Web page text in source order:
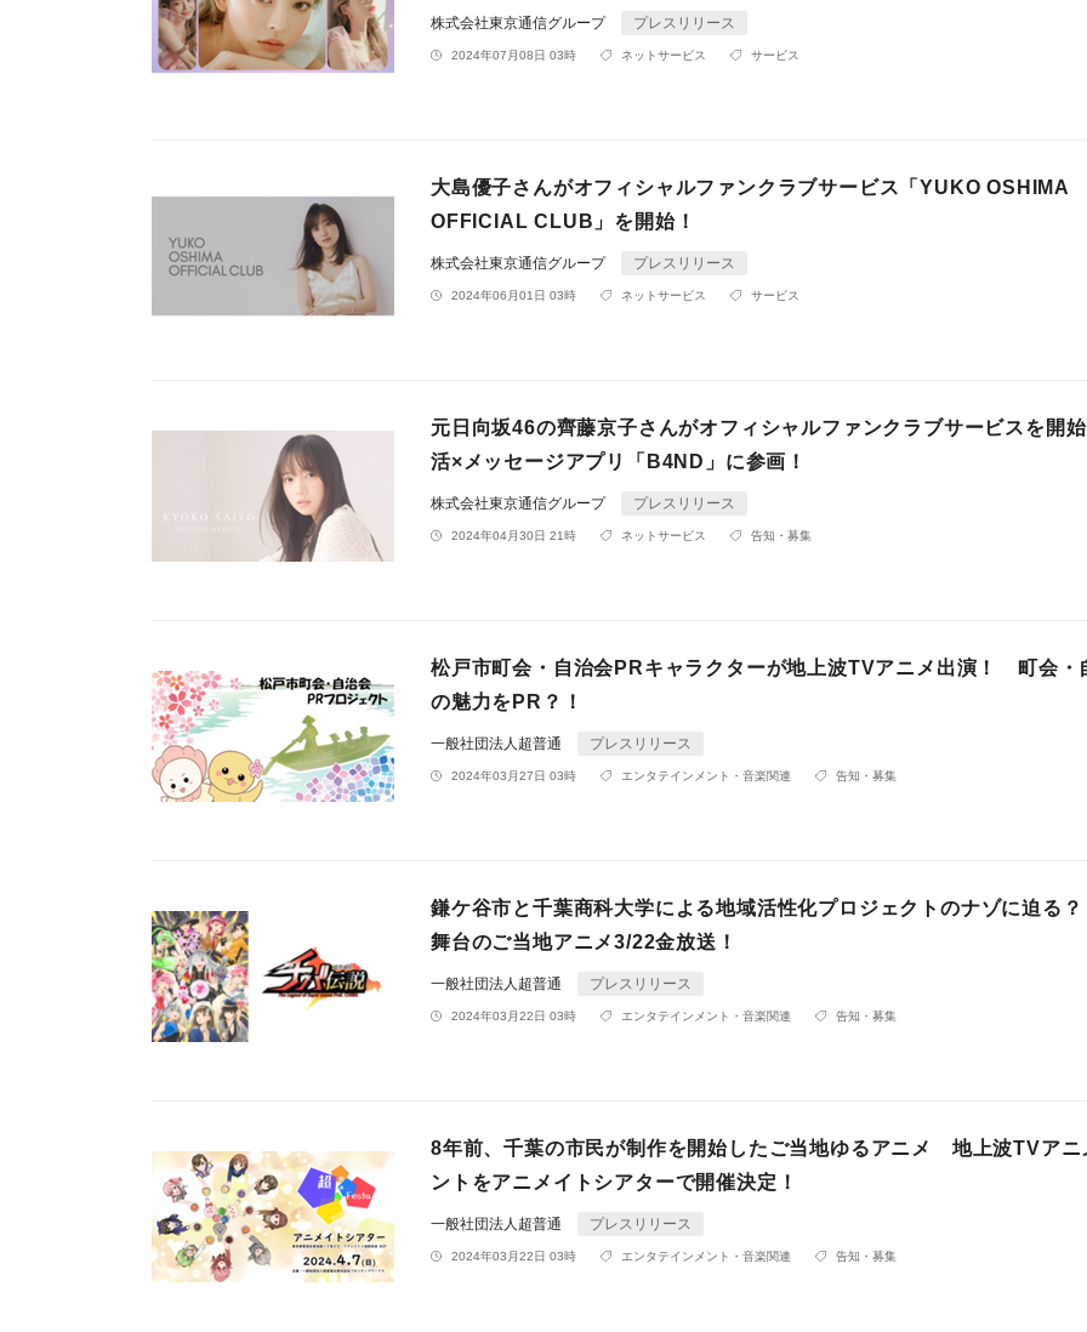
株式会社東京通信グループ プレスリリース
2024年07月08日 03時 ネットサービス サービス
大島優子さんがオフィシャルファンクラブサービス「YUKO OSHIMA
OFFICIAL CLUB」を開始！
株式会社東京通信グループ プレスリリース
2024年06月01日 03時 ネットサービス サービス
元日向坂46の齊藤京子さんがオフィシャルファンクラブサービスを開
活×メッセージアプリ「B4ND」に参画！
株式会社東京通信グループ プレスリリース
2024年04月30日 21時 ネットサービス 告知・募集
松戸市町会・自治会PRキャラクターが地上波TVアニメ出演！ 町会・
の魅力をPR？！
一般社団法人超普通 プレスリリース
2024年03月27日 03時 エンタテインメント・音楽関連 告知・募集
鎌ケ谷市と千葉商科大学による地域活性化プロジェクトのナゾに迫る
舞台のご当地アニメ3/22金放送！
一般社団法人超普通 プレスリリース
2024年03月22日 03時 エンタテインメント・音楽関連 告知・募集
8年前、千葉の市民が制作を開始したご当地ゆるアニメ 地上波TVアニ
ントをアニメイトシアターで開催決定！
一般社団法人超普通 プレスリリース
2024年03月22日 03時 エンタテインメント・音楽関連 告知・募集